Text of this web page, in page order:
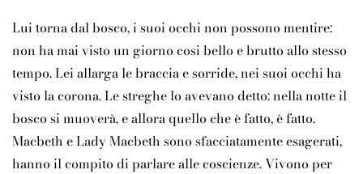
Lui torna dal bosco, i suoi occhi non possono mentire:
non ha mai visto un giorno cosi bello e brutto allo stesso
tempo. Lei allarga le braccia e sorride, nei suoi occhi ha
visto la corona. Le streghe lo avevano detto: nella notte il
bosco si muoverà, e allora quello che è fatto, è fatto.
Macbeth e Lady Macbeth sono sfacciatamente esagerati,
hanno il compito di parlare alle coscienze. Vivono per